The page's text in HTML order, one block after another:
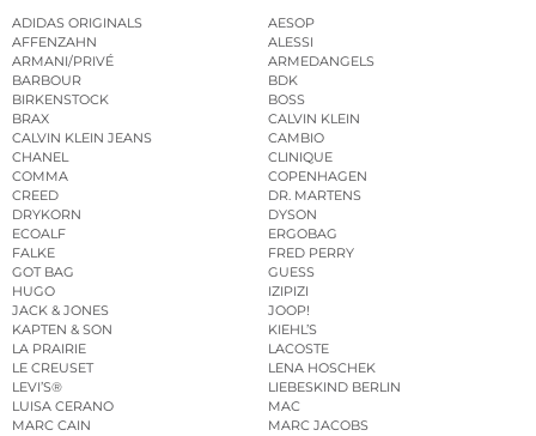
ADIDAS ORIGINALS
AESOP
AFFENZAHN
ALESSI
ARMANI/PRIVÉ
ARMEDANGELS
BARBOUR
BDK
BIRKENSTOCK
BOSS
BRAX
CALVIN KLEIN
CALVIN KLEIN JEANS
CAMBIO
CHANEL
CLINIQUE
COMMA
COPENHAGEN
CREED
DR. MARTENS
DRYKORN
DYSON
ECOALF
ERGOBAG
FALKE
FRED PERRY
GOT BAG
GUESS
HUGO
IZIPIZI
JACK & JONES
JOOP!
KAPTEN & SON
KIEHL’S
LA PRAIRIE
LACOSTE
LE CREUSET
LENA HOSCHEK
LEVI’S®
LIEBESKIND BERLIN
LUISA CERANO
MAC
MARC CAIN
MARC JACOBS